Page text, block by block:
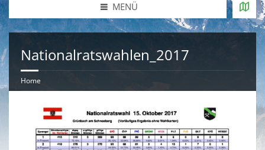
MENÜ
Nationalratswahlen_2017
Home